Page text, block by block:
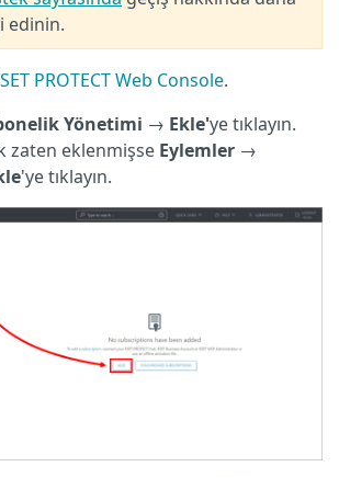
edinin.
PROTECT Web Console.
Yönetimi → Ekle'ye tıklayın.
zaten eklenmişse Eylemler →
'ye tıklayın.